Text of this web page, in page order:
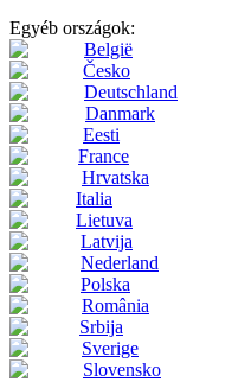
Egyéb országok:
België
Česko
Deutschland
Danmark
Eesti
France
Hrvatska
Italia
Lietuva
Latvija
Nederland
Polska
România
Srbija
Sverige
Slovensko